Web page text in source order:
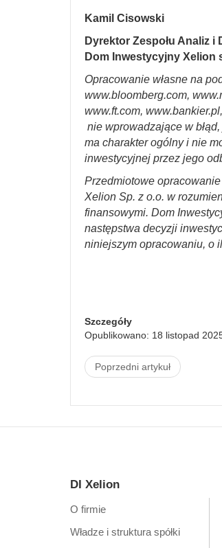
Kamil Cisowski
Dyrektor Zespołu Analiz
Dom Inwestycyjny Xelion
Opracowanie własne na
www.bloomberg.com,
www.ft.com,
nie wprowadzające w
ma charakter ogólny i nie
inwestycyjnej przez jego
Przedmiotowe
Xelion Sp. z o.o. w
finansowymi. Dom
następstwa decyzji
niniejszym opracowaniu, o
Szczegóły
Opublikowano: 18 listopad
Poprzedni artykuł
DI Xelion
O firmie
Władze i struktura spółki